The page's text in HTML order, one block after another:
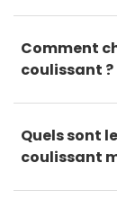
Comment
coulissant ?
Quels sont
coulissant